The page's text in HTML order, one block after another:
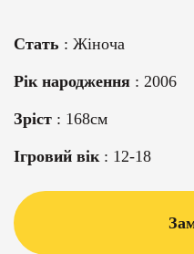
Стать : Жіноча
Рік народження : 2006
Зріст : 168см
Ігровий вік: 12-18